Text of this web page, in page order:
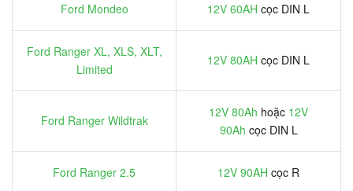
Ford Mondeo 12V 60AH cọc DIN L
Ford Ranger XL, XLS, XLT,
Limited
12V 80AH cọc DIN L
Ford Ranger Wildtrak
12V 80Ah hoặc 12V
90Ah cọc DIN L
Ford Ranger 2.5 12V 90AH cọc R